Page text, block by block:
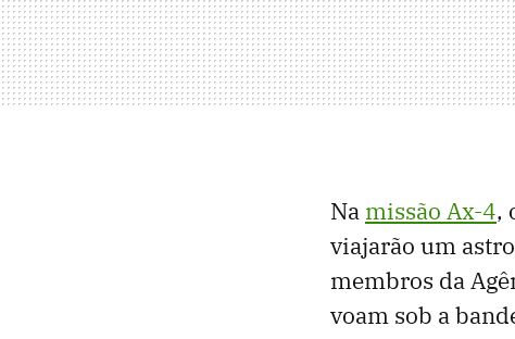
Na missão Ax-4,
viajarão um
membros da
voam sob a